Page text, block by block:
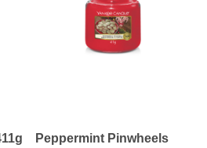
Peppermint Pinwheels